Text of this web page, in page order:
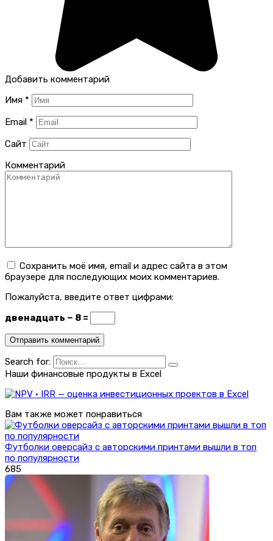
Добавить комментарий
Имя *
Email *
Сайт
Комментарий
Сохранить моё имя, email и адрес сайта в этом
браузере для последующих моих комментариев.
Пожалуйста, введите ответ цифрами:
двенадцать − 8 =
Search for:
Наши финансовые продукты в Excel
Вам также может понравиться
Футболки оверсайз с авторскими принтами вышли в топ
по популярности
685